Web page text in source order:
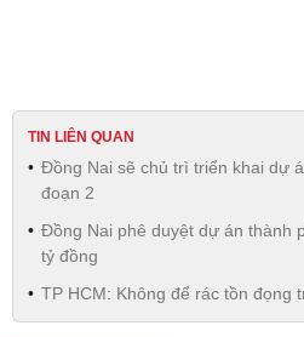
TIN LIÊN QUAN
Đồng Nai sẽ chủ trì triển khai dự
đoạn 2
Đồng Nai phê duyệt dự án thành
tỷ đồng
TP HCM: Không để rác tồn đọng